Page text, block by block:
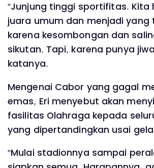
“Junjung tinggi sportifitas. Kita
juara umum dan menjadi yang
karena kesombongan dan
sikutan. Tapi, karena punya
katanya.
Mengenai Cabor yang gagal
emas, Eri menyebut akan
fasilitas Olahraga kepada
yang dipertandingkan usai
“Mulai stadionnya sampai